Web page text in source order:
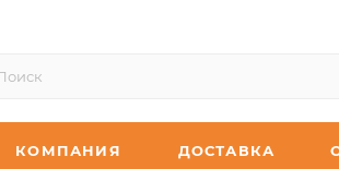
КОМПАНИЯ ДОСТАВКА